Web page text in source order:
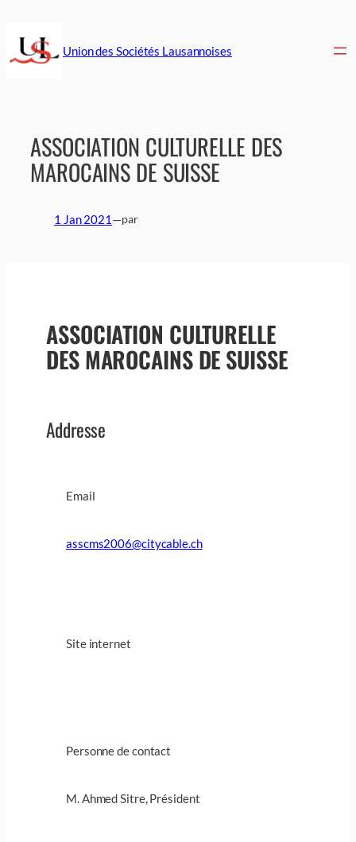
contenu
Union des Sociétés Lausannoises
ASSOCIATION CULTURELLE DES
MAROCAINS DE SUISSE
1 Jan 2021 —par
ASSOCIATION CULTURELLE
DES MAROCAINS DE SUISSE
Addresse
Email
asscms2006@citycable.ch
Site internet
Personne de contact
M. Ahmed Sitre, Président